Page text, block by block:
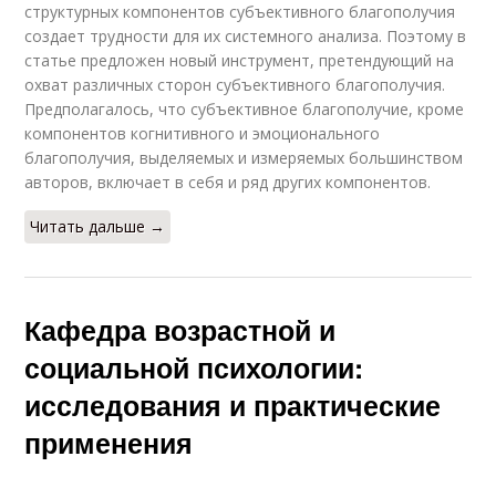
структурных компонентов субъективного благополучия
создает трудности для их системного анализа. Поэтому в
статье предложен новый инструмент, претендующий на
охват различных сторон субъективного благополучия.
Предполагалось, что субъективное благополучие, кроме
компонентов когнитивного и эмоционального
благополучия, выделяемых и измеряемых большинством
авторов, включает в себя и ряд других компонентов.
Читать дальше →
Кафедра возрастной и
социальной психологии:
исследования и практические
применения